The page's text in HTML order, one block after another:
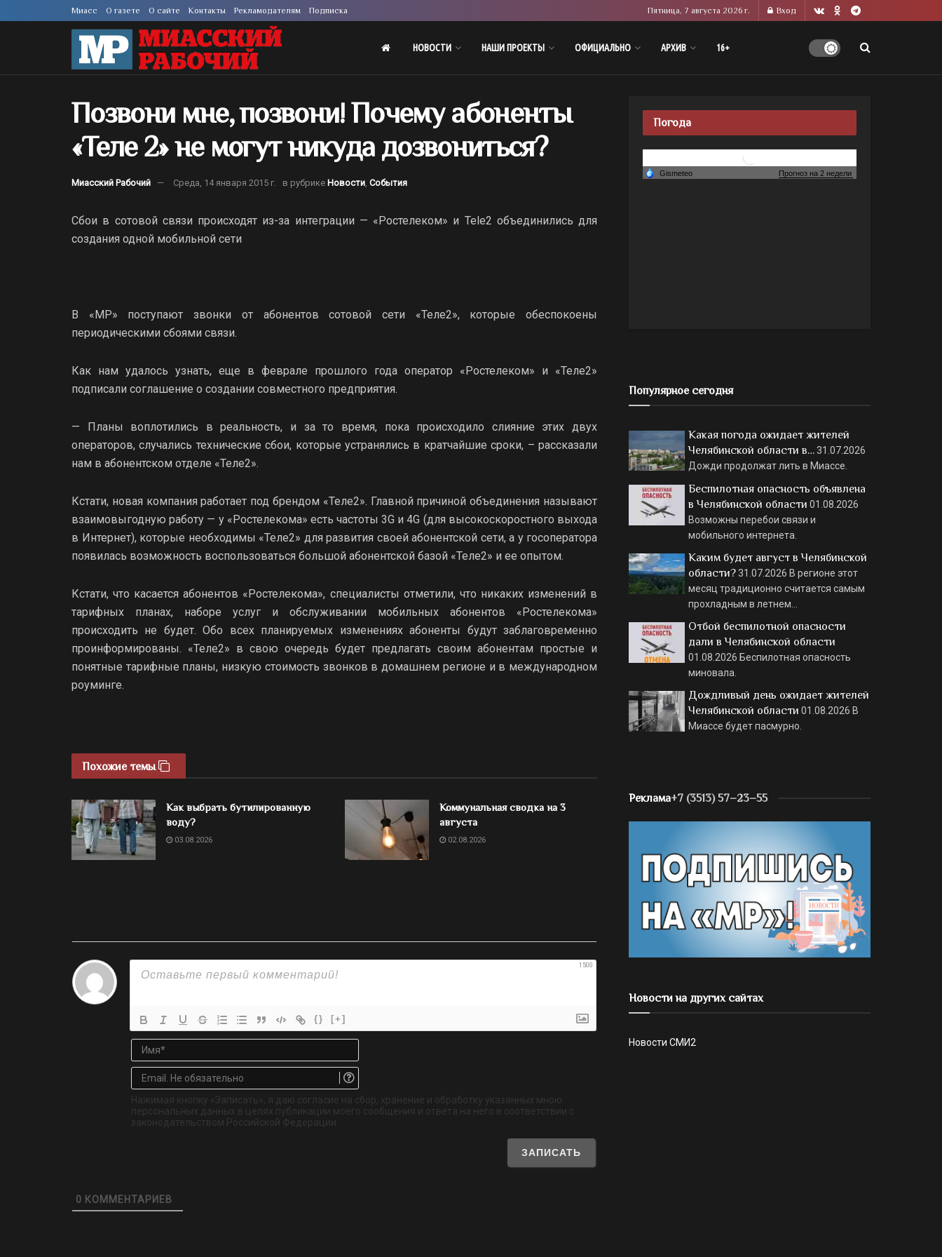
Миасс О газете О сайте Контакты Рекламодателям Подписка Пятница, 7 августа 2026 г. Вход
НОВОСТИ НАШИ ПРОЕКТЫ ОФИЦИАЛЬНО АРХИВ 16+
Позвони мне, позвони! Почему абоненты
«Теле 2» не могут никуда дозвониться?
Миасский Рабочий Среда, 14 января 2015 г. в рубрике Новости События
Сбои в сотовой связи происходят из-за интеграции — «Ростелеком» и Tele2 объединились для
создания одной мобильной сети
В «МР» поступают звонки от абонентов сотовой сети «Теле2», которые обеспокоены
периодическими сбоями связи.
Как нам удалось узнать, еще в феврале прошлого года оператор «Ростелеком» и «Теле2»
подписали соглашение о создании совместного предприятия.
— Планы воплотились в реальность, и за то время, пока происходило слияние этих двух
операторов, случались технические сбои, которые устранялись в кратчайшие сроки, – рассказали
нам в абонентском отделе «Теле2».
Кстати, новая компания работает под брендом «Теле2». Главной причиной объединения называют
взаимовыгодную работу — у «Ростелекома» есть частоты 3G и 4G (для высокоскоростного выхода
в Интернет), которые необходимы «Теле2» для развития своей абонентской сети, а у госоператора
появилась возможность воспользоваться большой абонентской базой «Теле2» и ее опытом.
Кстати, что касается абонентов «Ростелекома», специалисты отметили, что никаких изменений в
тарифных планах, наборе услуг и обслуживании мобильных абонентов «Ростелекома»
происходить не будет. Обо всех планируемых изменениях абоненты будут заблаговременно
проинформированы. «Теле2» в свою очередь будет предлагать своим абонентам простые и
понятные тарифные планы, низкую стоимость звонков в домашнем регионе и в международном
роуминге.
Похожие темы
Как выбрать бутилированную
воду?
03.08.2026
Коммунальная сводка на 3
августа
02.08.2026
1500
{} [+]
Имя*
Email.
обязательно
Нажимая кнопку «Записать», я даю согласие на сбор, хранение и обработку указанных мною
персональных данных в целях публикации моего сообщения и ответа на него в соответствии с
законодательством Российской Федерации.
0 КОММЕНТАРИЕВ
Погода
Популярное сегодня
Какая погода ожидает жителей
Челябинской области в…31.07.2026
Дожди продолжат лить в Миассе.
Беспилотная опасность объявлена
в Челябинской области 01.08.2026
Возможны перебои связи и
мобильного интернета.
Каким будет август в Челябинской
области?31.07.2026 В регионе этот
месяц традиционно считается самым
прохладным в летнем…
Отбой беспилотной опасности
дали в Челябинской области
01.08.2026 Беспилотная опасность
миновала.
Дождливый день ожидает жителей
Челябинской области 01.08.2026 В
Миассе будет пасмурно.
Реклама+7 (3513) 57–23–55
Новости на других сайтах
Новости СМИ2